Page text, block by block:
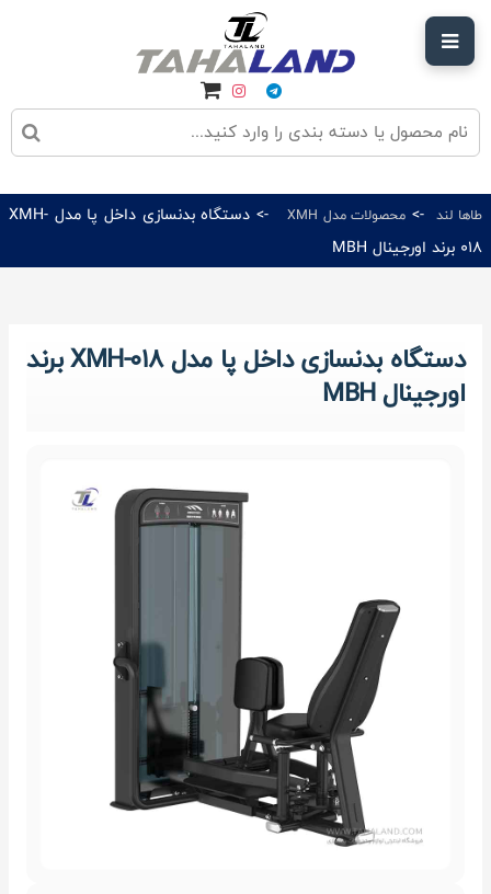
طاها لند-> محصولات مدل XMH
-> دستگاه بدنسازی داخل پا مدل XMH-
018 برند اورجینال MBH
دستگاه بدنسازی داخل پا مدل XMH-018 برند
اورجینال MBH